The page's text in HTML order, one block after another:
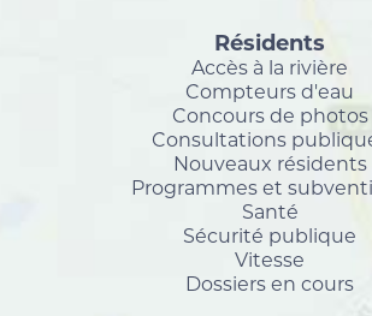
Résidents
Accès à la rivière
Compteurs d'eau
Concours de photos
Consultations
Nouveaux résidents
Programmes et
Santé
Sécurité publique
Vitesse
Dossiers en cours